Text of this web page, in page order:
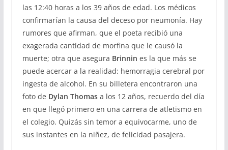
las 12:40 horas a los 39 años de edad. Los médicos
confirmarían la causa del deceso por neumonía. Hay
rumores que afirman, que el poeta recibió una
exagerada cantidad de morfina que le causó la
muerte; otra que asegura Brinnin es la que más se
puede acercar a la realidad: hemorragia cerebral por
ingesta de alcohol. En su billetera encontraron una
foto de Dylan Thomasa los 12 años, recuerdo del día
en que llegó primero en una carrera de atletismo en
el colegio. Quizás sin temor a equivocarme, uno de
sus instantes en la niñez, de felicidad pasajera.